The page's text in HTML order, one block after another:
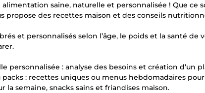
alimentation saine, naturelle et personnalisée ! Que ce
propose des recettes maison et des conseils
et personnalisés selon l’âge, le poids et la santé de
personnalisée : analyse des besoins et création d’un
: recettes uniques ou menus hebdomadaires
la semaine, snacks sains et friandises maison.